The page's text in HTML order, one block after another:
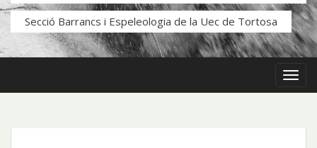
Secció Barrancs i Espeleologia de la Uec de Tortosa
Menú